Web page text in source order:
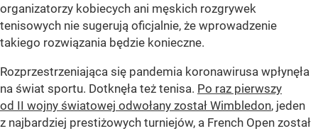
organizatorzy kobiecych ani męskich rozgrywek
tenisowych nie sugerują oficjalnie, że wprowadzenie
takiego rozwiązania będzie konieczne.
Rozprzestrzeniająca się pandemia koronawirusa wpłynęła
na świat sportu. Dotknęła też tenisa. Po raz pierwszy
od II wojny światowej odwołany został Wimbledon, jeden
z najbardziej prestiżowych turniejów, a French Open został